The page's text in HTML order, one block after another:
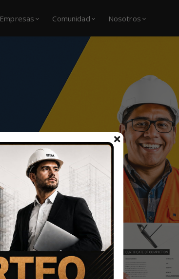
Empresas Comunidad Nosotros